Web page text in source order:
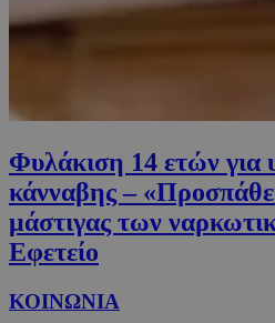
Φυλάκιση 14 ετών για
κάνναβης –
μάστιγας των
Εφετείο
ΚΟΙΝΩΝΙΑ